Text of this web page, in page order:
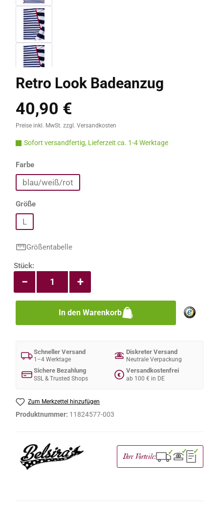
Retro Look Badeanzug
Regulärer Preis:
40,90 €
Preise inkl. MwSt. zzgl. Versandkosten
Sofort versandfertig, Lieferzeit ca. 1-4 Werktage
Farbeauswählen
blau/weiß/rot
Größeauswählen
L
Größentabelle
Produkt Anzahl: Gib den gewünschten
Stück:
+
−
In den Warenkorb
Schneller Versand
1–4 Werktage
Diskreter Versand
Neutrale Verpackung
Sichere Bezahlung
SSL & Trusted Shops
€
Versandkostenfrei
ab 100 € in DE
Zum Merkzettel hinzufügen
Produktnummer: 11824577-003
Ihre Vorteile: ✓ ✓ ✓